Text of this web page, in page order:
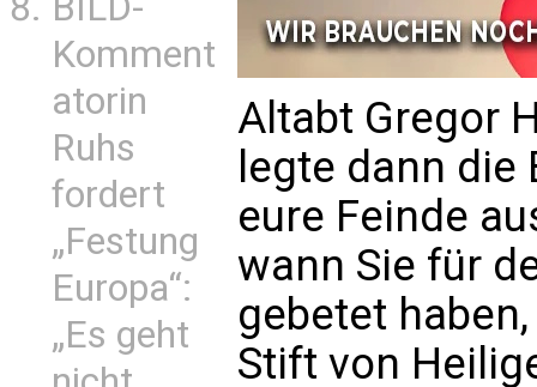
Komment
atorin
Ruhs
fordert
„Festung
Europa“:
„Es geht
Altabt Gregor
legte dann die
eure Feinde
wann Sie für
gebetet
Stift von